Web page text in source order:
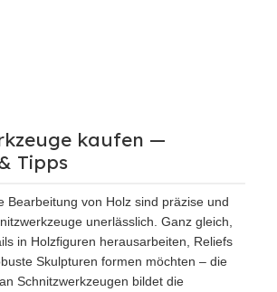
kaufen —
Tipps
Bearbeitung von Holz sind präzise und
unerlässlich. Ganz gleich,
in Holzfiguren herausarbeiten, Reliefs
Skulpturen formen möchten – die
Schnitzwerkzeugen bildet die